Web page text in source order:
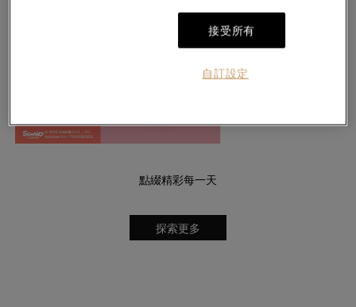
點綴精彩每一天
探索更多
接受所有
自訂設定